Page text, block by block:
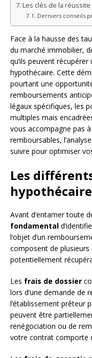
Les clés de la
Derniers conseils
Face à la hausse des
du marché immobilier,
qu’ils peuvent
hypothécaire. Cette
pourtant une
remboursements
légaux spécifiques, les
multiples mais
vous accompagne pas
remboursables,
suivre pour optimiser
Les
Avant d’entamer toute
fondamental
l’objet d’un
composent de
potentiellement
Les frais de dossier
lors d’une demande de
l’établissement prêteur
peuvent être
renégociation ou de
votre contrat comporte